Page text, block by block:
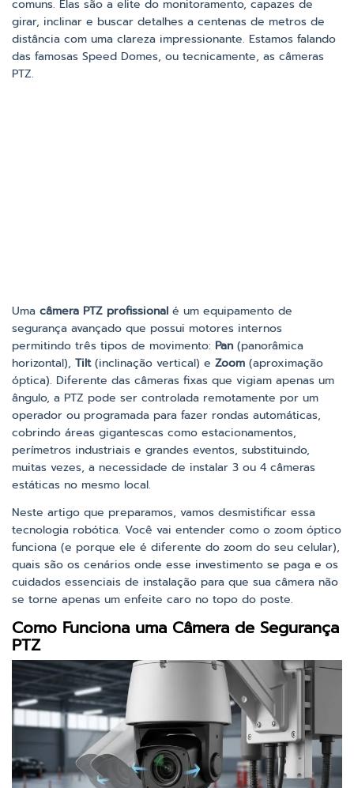
comuns. Elas são a elite do monitoramento, capazes de
girar, inclinar e buscar detalhes a centenas de metros de
distância com uma clareza impressionante. Estamos falando
das famosas Speed Domes, ou tecnicamente, as câmeras
PTZ.
Uma câmera PTZ profissional é um equipamento de
segurança avançado que possui motores internos
permitindo três tipos de movimento: Pan(panorâmica
horizontal), Tilt(inclinação vertical) e Zoom (aproximação
óptica). Diferente das câmeras fixas que vigiam apenas um
ângulo, a PTZ pode ser controlada remotamente por um
operador ou programada para fazer rondas automáticas,
cobrindo áreas gigantescas como estacionamentos,
perímetros industriais e grandes eventos, substituindo,
muitas vezes, a necessidade de instalar 3 ou 4 câmeras
estáticas no mesmo local.
Neste artigo que preparamos, vamos desmistificar essa
tecnologia robótica. Você vai entender como o zoom óptico
funciona (e porque ele é diferente do zoom do seu celular),
quais são os cenários onde esse investimento se paga e os
cuidados essenciais de instalação para que sua câmera não
se torne apenas um enfeite caro no topo do poste.
Como Funciona uma Câmera de Segurança
PTZ